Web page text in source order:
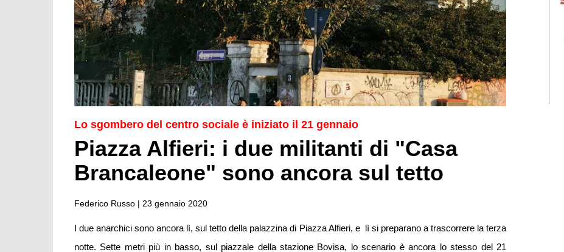
Lo sgombero del centro sociale è iniziato il 21 gennaio
Piazza Alfieri: i due militanti di "Casa
Brancaleone" sono ancora sul tetto
Federico Russo | 23 gennaio 2020
I due anarchici sono ancora lì, sul tetto della palazzina di Piazza Alfieri, e lì si preparano a trascorrere la terza
notte. Sette metri più in basso, sul piazzale della stazione Bovisa, lo scenario è ancora lo stesso del 21